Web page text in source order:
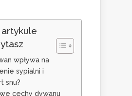
wpływa na
sypialni i
snu?
cechy dywanu